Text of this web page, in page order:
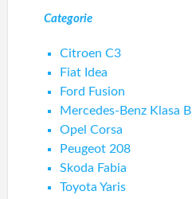
Categorie
Citroen C3
Fiat Idea
Ford Fusion
Mercedes-Benz Klasa B
Opel Corsa
Peugeot 208
Skoda Fabia
Toyota Yaris